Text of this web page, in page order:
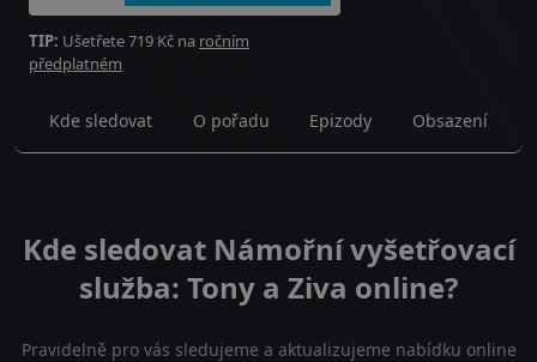
TIP: Ušetřete 719 Kč na ročním
předplatném
Kde sledovat O pořadu Epizody Obsazení
Kde sledovat Námořní vyšetřovací
služba: Tony a Ziva online?
Pravidelně pro vás sledujeme a aktualizujeme nabídku online